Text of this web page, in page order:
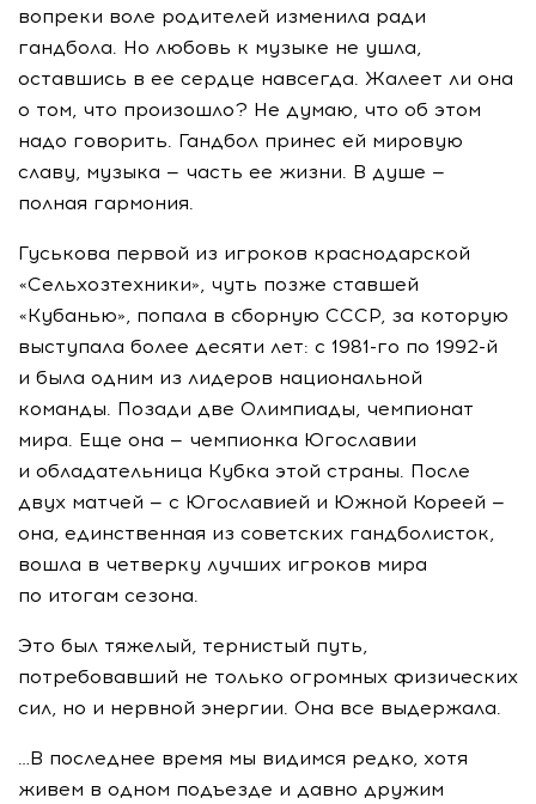
вопреки воле родителей изменила ради
гандбола. Но любовь к музыке не ушла,
оставшись в ее сердце навсегда. Жалеет ли она
о том, что произошло? Не думаю, что об этом
надо говорить. Гандбол принес ей мировую
славу, музыка — часть ее жизни. В душе —
полная гармония.
Гуськова первой из игроков краснодарской
«Сельхозтехники», чуть позже ставшей
«Кубанью», попала в сборную СССР, за которую
выступала более десяти лет: с 1981-го по 1992-й
и была одним из лидеров национальной
команды. Позади две Олимпиады, чемпионат
мира. Еще она — чемпионка Югославии
и обладательница Кубка этой страны. После
двух матчей — с Югославией и Южной Кореей —
она, единственная из советских гандболисток,
вошла в четверку лучших игроков мира
по итогам сезона.
Это был тяжелый, тернистый путь,
потребовавший не только огромных физических
сил, но и нервной энергии. Она все выдержала.
…В последнее время мы видимся редко, хотя
живем в одном подъезде и давно дружим